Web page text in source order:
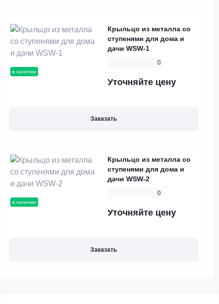
в наличии
Крыльцо из металла со
ступенями для дома и
дачи WSW-1
0
Уточняйте цену
Заказать
в наличии
Крыльцо из металла со
ступенями для дома и
дачи WSW-2
0
Уточняйте цену
Заказать